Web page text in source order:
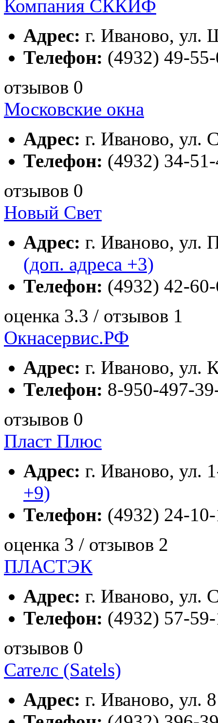
Компания СККИФ
Адрес: г. Иваново,
Телефон: (4932) 49-
отзывов 0
Московские окна
Адрес: г. Иваново, ул.
Телефон: (4932) 34-
отзывов 0
Новый Свет
Адрес: г. Иваново, ул.
(доп. адреса +3)
Телефон: (4932) 42-
оценка 3.3 / отзывов 1
Окнасервис.РФ
Адрес: г. Иваново, ул.
Телефон: 8-950-497-
отзывов 0
Пласт Плюс
Адрес: г. Иваново, ул.
+9)
Телефон: (4932) 24-
оценка 3 / отзывов 2
ПЛАСТЭК
Адрес: г. Иваново, ул.
Телефон: (4932) 57-
отзывов 0
Сателс (Satels)
Адрес: г. Иваново, ул.